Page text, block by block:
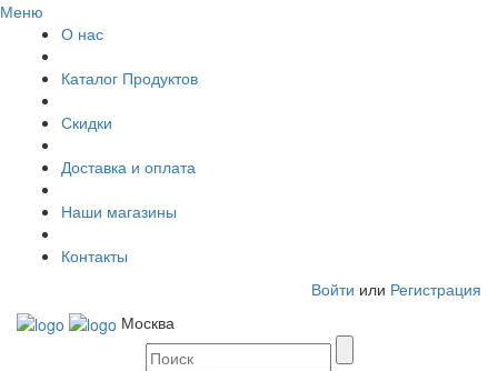
Меню
О нас
Каталог Продуктов
Скидки
Доставка и оплата
Наши магазины
Контакты
Войти или Регистрация
Москва